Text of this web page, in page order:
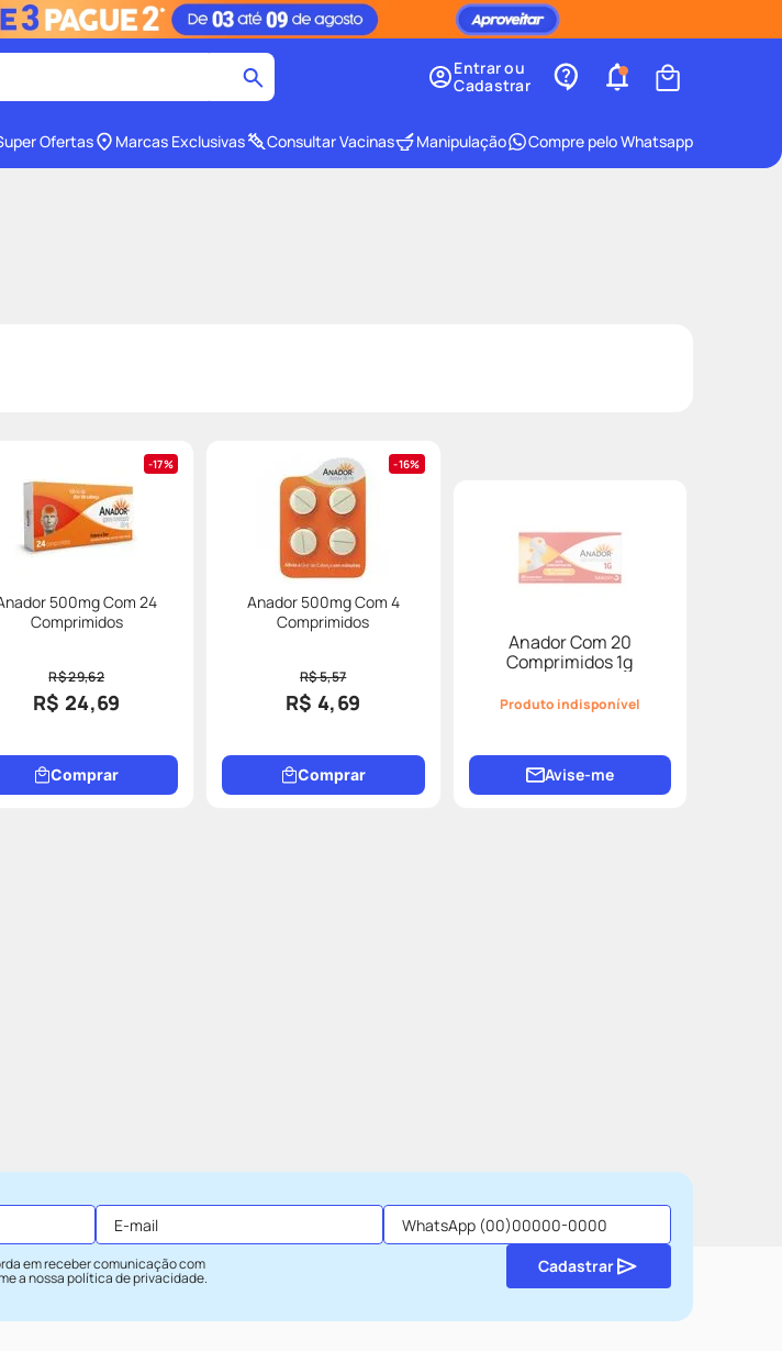
Entrar ou
Cadastrar
Ofertas Marcas Exclusivas Consultar Vacinas Manipulação Compre pelo Whatsapp
17%
500mg Com 24
Comprimidos
R$ 29,62
R$ 24,69
Comprar
16%
Anador 500mg Com 4
Comprimidos
R$ 5,57
R$ 4,69
Comprar
Anador Com 20
Comprimidos 1g
Produto indisponível
Avise-me
em receber comunicação com
a nossapolítica de privacidade.
Cadastrar